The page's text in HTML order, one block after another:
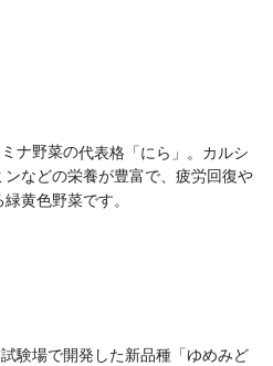
ナ野菜の代表格「にら」。カルシ
などの栄養が豊富で、疲労回復や
黄色野菜です。
験場で開発した新品種「ゆめみど